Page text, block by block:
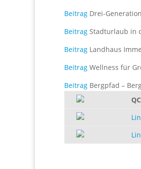
Beitrag Drei-
Beitrag Stadturlaub in
Beitrag Landhaus
Beitrag Wellness für
Beitrag Bergpfad –